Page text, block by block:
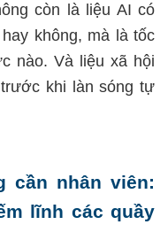
còn là liệu AI có
không, mà là tốc
nào. Và liệu xã hội
khi làn sóng tự
cần nhân viên:
lĩnh các quầy